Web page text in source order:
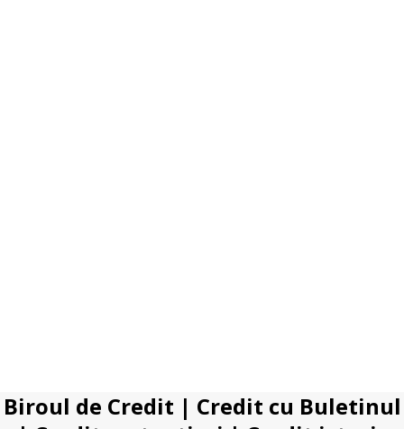
Biroul de Credit | Credit cu Buletinul